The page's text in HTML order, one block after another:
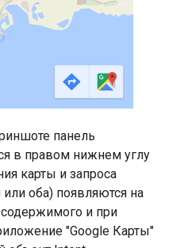
панель
в правом нижнем углу
карты и запроса
оба) появляются на
содержимого и при
"Google Карты"